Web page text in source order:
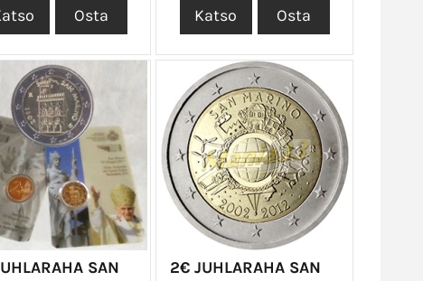
SAN
2€ JUHLARAHA SAN